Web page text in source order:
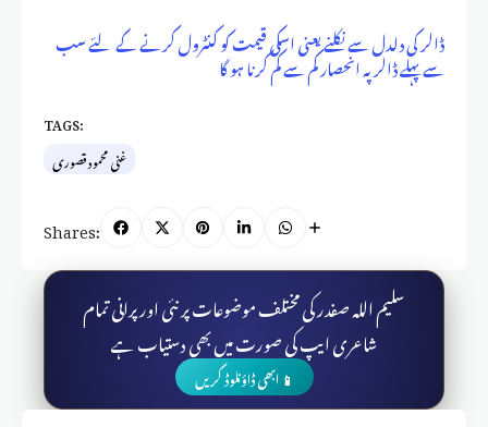
ڈالر کی دلدل سے نکلنے یعنی اسکی قیمت کو کنٹرول کرنے کے لئے سب
سے پہلے ڈالر پہ انحصار کم سے کم کرنا ہو گا
TAGS:
غنی محمود قصوری
Shares:
سلیم اللہ صفدر کی مختلف موضوعات پر نئی اور پرانی تمام
شاعری ایپ کی صورت میں بھی دستیاب ہے
📱 ابھی ڈاؤنلوڈ کریں